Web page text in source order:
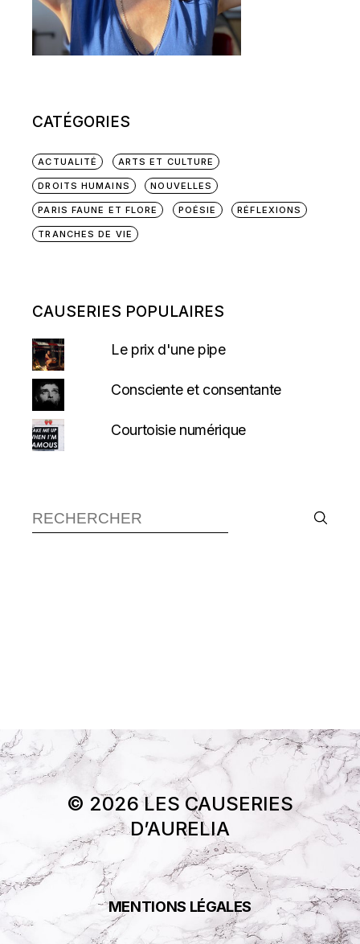
CATÉGORIES
ACTUALITÉ ARTS ET CULTURE
DROITS HUMAINS NOUVELLES
PARIS FAUNE ET FLORE POÉSIE RÉFLEXIONS
TRANCHES DE VIE
CAUSERIES POPULAIRES
Le prix d'une pipe
Consciente et consentante
Courtoisie numérique
Recherche :
© 2026 LES CAUSERIES
D’AURELIA
MENTIONS LÉGALES